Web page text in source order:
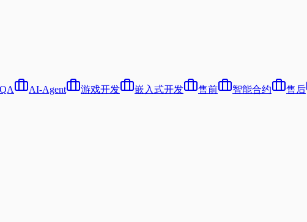
AI-Agent 游戏开发 嵌入式开发 售前 智能合约 售后